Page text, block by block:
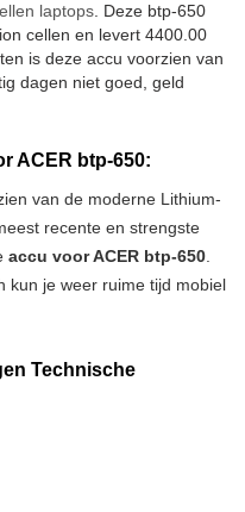
laptops . Deze btp-650
cellen en levert 4400.00
is deze accu voorzien van
dagen niet goed, geld
ACER btp-650:
van de moderne Lithium-
recente en strengste
accu voor ACER btp-650
kun je weer ruime tijd mobiel
Technische